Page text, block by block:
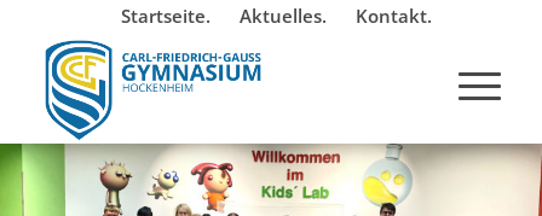
Startseite. Aktuelles. Kontakt.